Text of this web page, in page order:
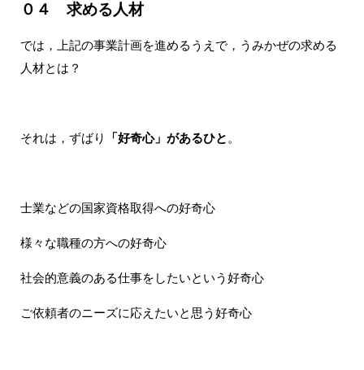
０４ 求める人材
では，上記の事業計画を進めるうえで，うみかぜの求める
人材とは？
それは，ずばり 「好奇心」があるひと 。
士業などの国家資格取得への好奇心
様々な職種の方への好奇心
社会的意義のある仕事をしたいという好奇心
ご依頼者のニーズに応えたいと思う好奇心